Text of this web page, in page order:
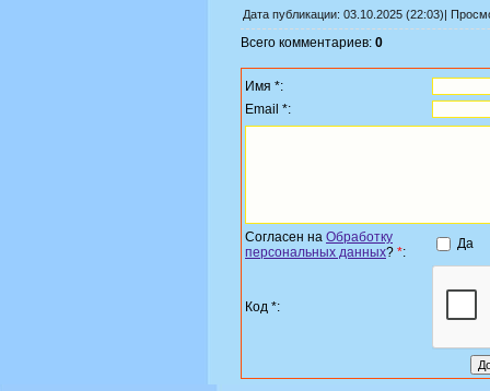
Дата публикации: 03.10.2025 (22:03)|
Всего комментариев: 0
Имя *:
Email *:
Согласен на Обработку
персональных данных? *:
Да
Код *: